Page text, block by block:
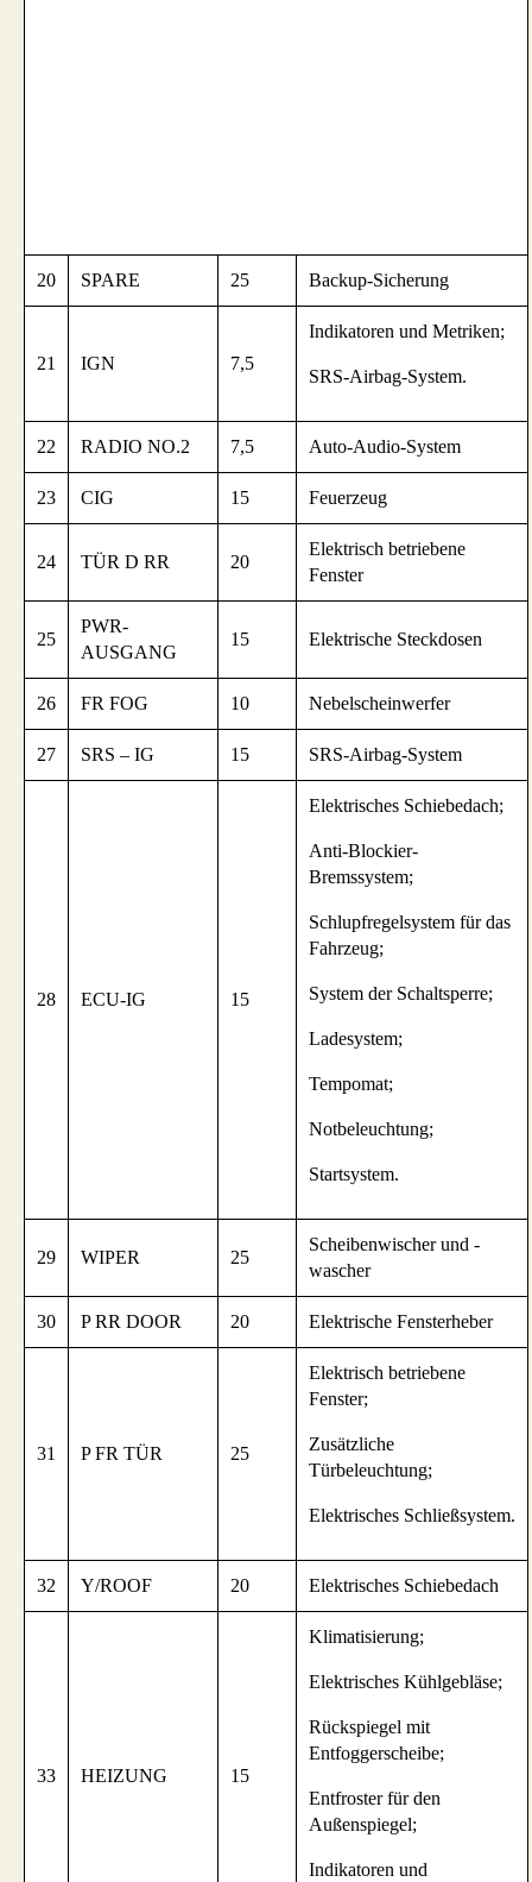
20 SPARE 25 Backup-Sicherung
21 IGN 7,5
Indikatoren und Metriken;
SRS-Airbag-System.
22 RADIO NO.2 7,5 Auto-Audio-System
23 CIG 15 Feuerzeug
24 TÜR D RR 20
Elektrisch betriebene
Fenster
25
PWR-
AUSGANG
15 Elektrische Steckdosen
26 FR FOG 10 Nebelscheinwerfer
27 SRS – IG 15 SRS-Airbag-System
28 ECU-IG 15
Elektrisches Schiebedach;
Anti-Blockier-
Bremssystem;
Schlupfregelsystem für das
Fahrzeug;
System der Schaltsperre;
Ladesystem;
Tempomat;
Notbeleuchtung;
Startsystem.
29 WIPER 25
Scheibenwischer und -
wascher
30 P RR DOOR 20 Elektrische Fensterheber
31 P FR TÜR 25
Elektrisch betriebene
Fenster;
Zusätzliche
Türbeleuchtung;
Elektrisches Schließsystem.
32 Y/ROOF 20 Elektrisches Schiebedach
33 HEIZUNG 15
Klimatisierung;
Elektrisches Kühlgebläse;
Rückspiegel mit
Entfoggerscheibe;
Entfroster für den
Außenspiegel;
Indikatoren und